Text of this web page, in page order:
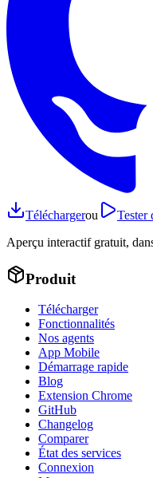
Téléchargerou Tester
Aperçu interactif gratuit,
Produit
Télécharger
Fonctionnalités
Nos agents
App Mobile
Démarrage rapide
Blog
Extension Chrome
GitHub
Changelog
Comparer
État des services
Connexion